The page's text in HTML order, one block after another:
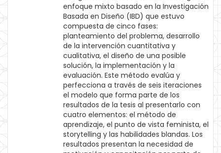
enfoque mixto basado en la Investigación
Basada en Diseño (IBD) que estuvo
compuesta de cinco fases:
planteamiento del problema, desarrollo
de la intervención cuantitativa y
cualitativa, el diseño de una posible
solución, la implementación y la
evaluación. Este método evalúa y
perfecciona a través de seis iteraciones
el modelo que forma parte de los
resultados de la tesis al presentarlo con
cuatro elementos: el método de
aprendizaje, el punto de vista feminista, el
storytelling y las habilidades blandas. Los
resultados presentan la necesidad de